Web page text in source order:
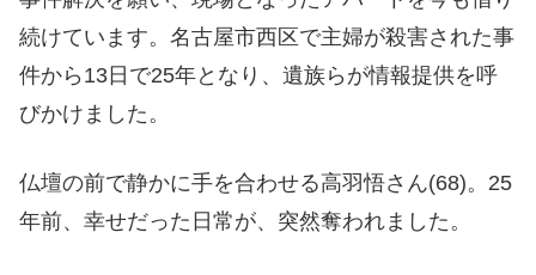
続けています。名古屋市西区で主婦が殺害された事
件から13日で25年となり、遺族らが情報提供を呼
びかけました。
仏壇の前で静かに手を合わせる高羽悟さん(68)。25
年前、幸せだった日常が、突然奪われました。